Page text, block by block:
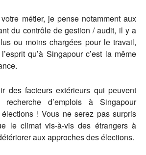
métier, je pense notamment aux
du contrôle de gestion / audit, il y a
ou moins chargées pour le travail,
qu’à Singapour c’est la même
des facteurs extérieurs qui peuvent
d’emplois à Singapour
! Vous ne serez pas surpris
le climat vis-à-vis des étrangers à
aux approches des élections.